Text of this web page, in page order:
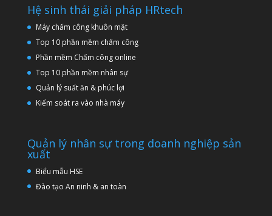
Hệ sinh thái giải pháp HRtech
Máy chấm công khuôn mặt
Top 10 phần mềm chấm công
Phần mềm Chấm công online
Top 10 phần mềm nhân sự
Quản lý suất ăn & phúc lợi
Kiểm soát ra vào nhà máy
Quản lý nhân sự trong doanh nghiệp sản
xuất
Biểu mẫu HSE
Đào tạo An ninh & an toàn